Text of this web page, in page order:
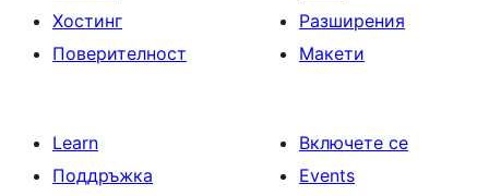
Хостинг
Поверителност
Разширения
Макети
Learn
Поддръжка
Включете се
Events